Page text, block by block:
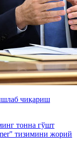
чиқариш
тонна гўшт
тизимини жорий